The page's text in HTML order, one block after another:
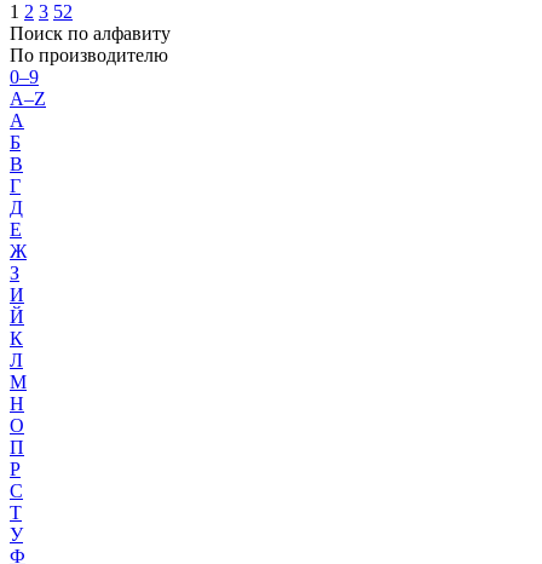
1 2 3 52
Поиск по алфавиту
По производителю
0–9
A–Z
А
Б
В
Г
Д
Е
Ж
З
И
Й
К
Л
М
Н
О
П
Р
С
Т
У
Ф